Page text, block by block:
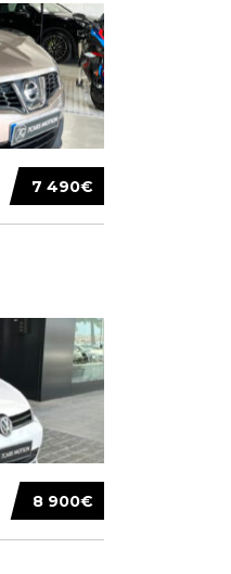
7 490€
8 900€